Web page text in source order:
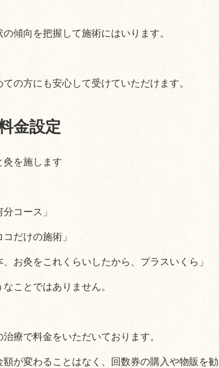
傾向を把握して施術にはいります。
の方にも安心して受けていただけます。
金設定
灸を施します
分コース」
コだけの施術」
、お灸をこれくらいしたから、プラスいくら」
なことではありません。
治療で料金をいただいております。
額が変わることはなく、回数券の購入や物販を